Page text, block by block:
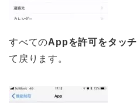
すべてのAppを許可をタッチ
て戻ります。